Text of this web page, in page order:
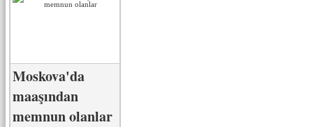
Moskova'da
maaşından
memnun olanlar